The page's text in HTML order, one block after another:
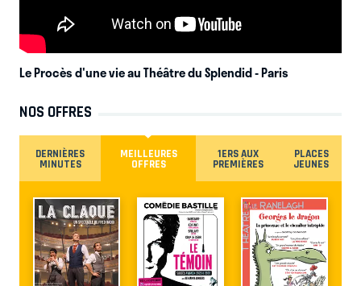
Le Procès d'une vie au Théâtre du Splendid- Paris
NOS OFFRES
DERNIÈRES
MINUTES
MEILLEURES
OFFRES
1ERS AUX
PREMIÈRES
PLACES
JEUNES